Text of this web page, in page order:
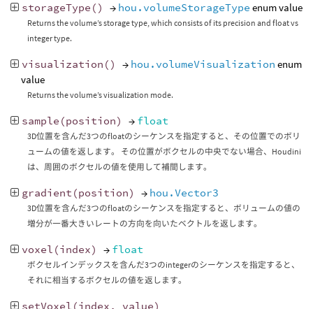
storageType () → hou.volumeStorageType enum value
Returns the volume’s storage type, which consists of its precision and float vs
integer type.
visualization () → hou.volumeVisualization enum
value
Returns the volume’s visualization mode.
sample (position) → float
3D位置を含んだ3つのfloatのシーケンスを指定すると、その位置でのボリ
ュームの値を返します。 その位置がボクセルの中央でない場合、Houdini
は、周囲のボクセルの値を使用して補間します。
gradient (position) → hou.Vector3
3D位置を含んだ3つのfloatのシーケンスを指定すると、ボリュームの値の
増分が一番大きいレートの方向を向いたベクトルを返します。
voxel (index) → float
ボクセルインデックスを含んだ3つのintegerのシーケンスを指定すると、
それに相当するボクセルの値を返します。
setVoxel (index , value)